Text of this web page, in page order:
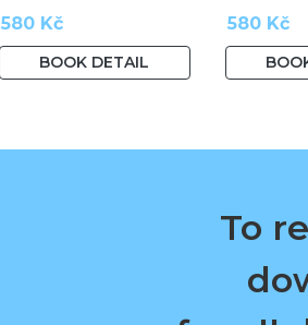
580 Kč
BOOK DETAIL
580 Kč
To